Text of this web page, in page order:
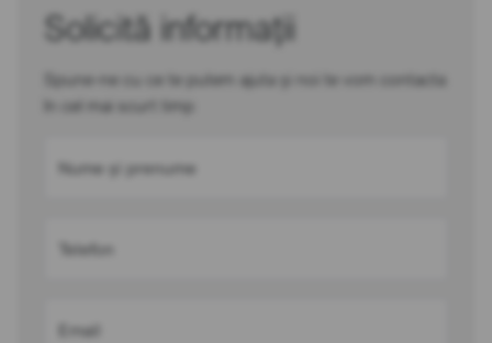
Solicită informații
Spune-ne cu ce te putem ajuta și noi te vom contacta
în cel mai scurt timp
Nume și prenume
Telefon
Email